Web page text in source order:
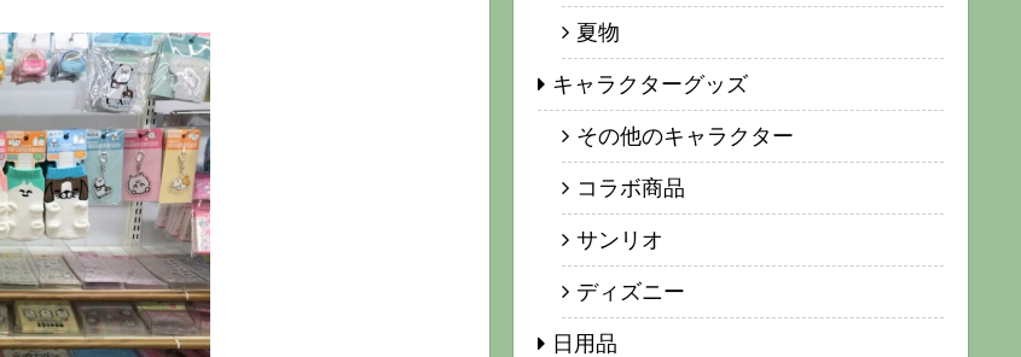
夏物
キャラクターグッズ
その他のキャラクター
コラボ商品
サンリオ
ディズニー
日用品